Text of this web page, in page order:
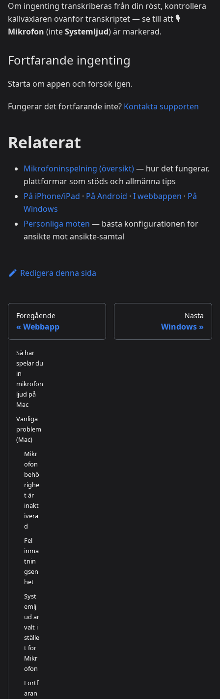
Om ingenting transkriberas från din röst, kontrollera
källväxlaren ovanför transkriptet — se till att🎙️
Mikrofon (inteSystemljud) är markerad.
Fortfarande ingenting
Starta om appen och försök igen.
Fungerar det fortfarande inte? Kontakta supporten
Relaterat
Mikrofoninspelning (översikt)— hur det fungerar,
plattformar som stöds och allmänna tips
På iPhone/iPad · På Android · I webbappen · På
Windows
Personliga möten — bästa konfigurationen för
ansikte mot ansikte-samtal
Redigera denna sida
Föregående
Webbapp
Nästa
Windows
Så här
spelar du
in
mikrofon
ljud på
Mac
Vanliga
problem
(Mac)
Mikr
ofon
behö
righe
t är
inakt
ivera
d
Fel
inma
tnin
gsen
het
Syst
emlj
ud är
valt i
ställe
t för
Mikr
ofon
Fortf
aran